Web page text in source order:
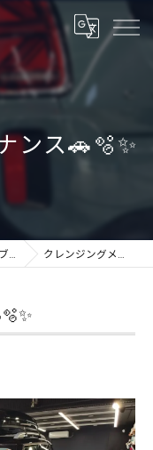
ンス🚗🫧✨
ブログ クレンジングメンテナンス🚗🫧✨